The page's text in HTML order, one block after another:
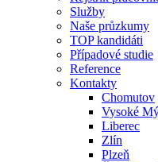
Služby
Naše průzkumy
TOP kandidáti
Případové studie
Reference
Kontakty
Chomutov
Vysoké
Liberec
Zlín
Plzeň